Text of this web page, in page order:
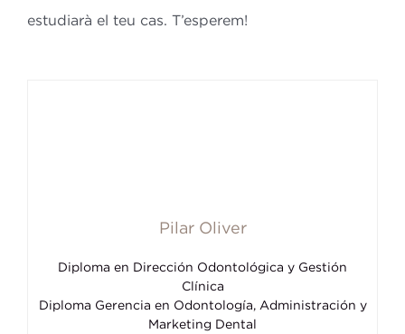
estudiarà el teu cas. T’esperem!
Pilar Oliver
Diploma en Dirección Odontológica y Gestión
Clínica
Diploma Gerencia en Odontología, Administración y
Marketing Dental